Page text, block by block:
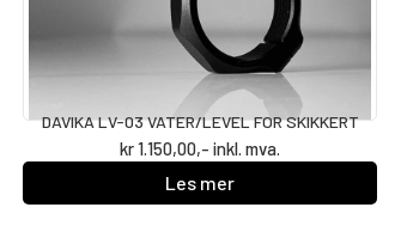
DAVIKA LV-03 VATER/LEVEL FOR SKIKKERT
kr1.150,00,- inkl. mva.
Les mer